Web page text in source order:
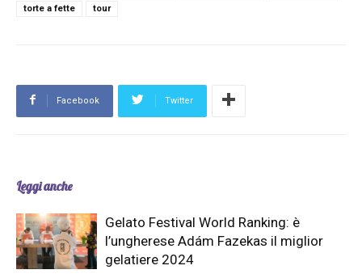
torte a fette
tour
Facebook Twitter
Leggi anche
Gelato Festival World Ranking: è
l’ungherese Adám Fazekas il miglior
gelatiere 2024